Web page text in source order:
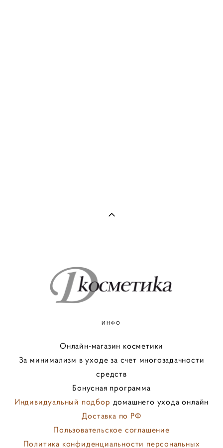
ИНФО
Онлайн-магазин косметики
За минимализм в уходе за счет многозадачности
средств
Бонусная программа
Индивидуальный подбор домашнего ухода онлайн
Доставка по РФ
Пользовательское соглашение
Политика конфиденциальности персональных